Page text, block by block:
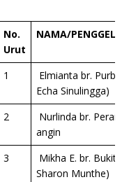
No.
Urut
NAMA/
1
Elmianta br. Purba
Echa Sinulingga)
2
Nurlinda br.
angin
3
Mikha E. br. Bukit
Sharon Munthe)